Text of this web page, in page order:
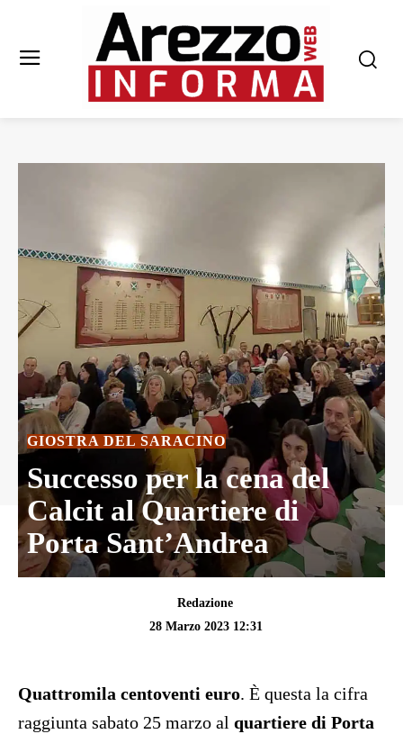
GIOSTRA DEL SARACINO
Successo per la cena del
Calcit al Quartiere di
Porta Sant’Andrea
Redazione
28 Marzo 2023 12:31
Quattromila centoventi euro. È questa la cifra
raggiunta sabato 25 marzo al quartiere di Porta